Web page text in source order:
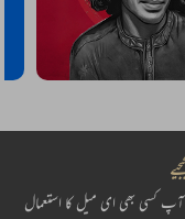
کسی بھی ای میل کا استعمال